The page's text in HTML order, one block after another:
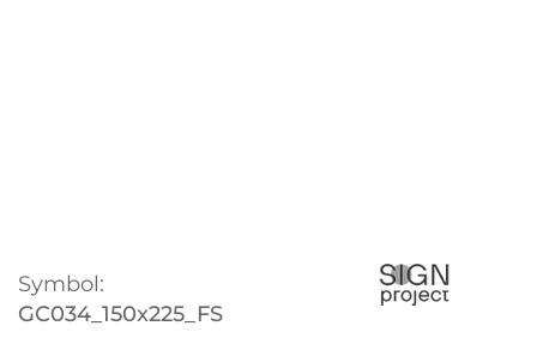
Symbol:
GC034_150x225_FS